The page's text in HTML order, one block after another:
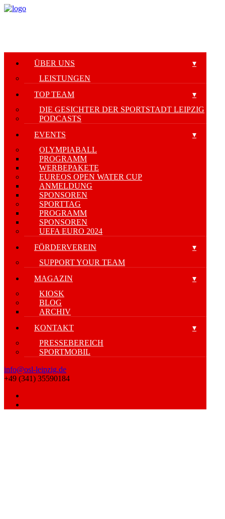
ÜBER UNS
LEISTUNGEN
TOP TEAM
DIE GESICHTER DER SPORTSTADT LEIPZIG
PODCASTS
EVENTS
OLYMPIABALL
PROGRAMM
WERBEPAKETE
EUREOS OPEN WATER CUP
ANMELDUNG
SPONSOREN
SPORTTAG
PROGRAMM
SPONSOREN
UEFA EURO 2024
FÖRDERVEREIN
SUPPORT YOUR TEAM
MAGAZIN
KIOSK
BLOG
ARCHIV
KONTAKT
PRESSEBEREICH
SPORTMOBIL
info@osl-leipzig.de
+49 (341) 35590184